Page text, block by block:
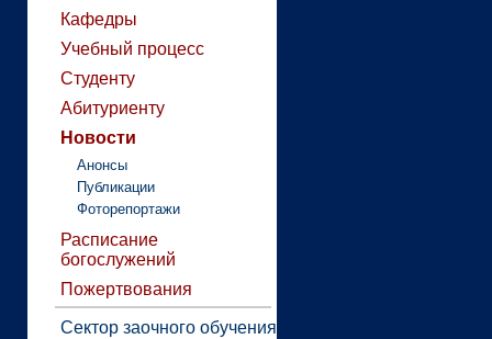
Кафедры
Учебный процесс
Студенту
Абитуриенту
Новости
Анонсы
Публикации
Фоторепортажи
Расписание
богослужений
Пожертвования
Сектор заочного обучения